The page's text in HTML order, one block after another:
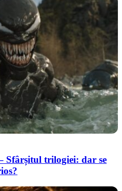
Sfârșitul trilogiei: dar se